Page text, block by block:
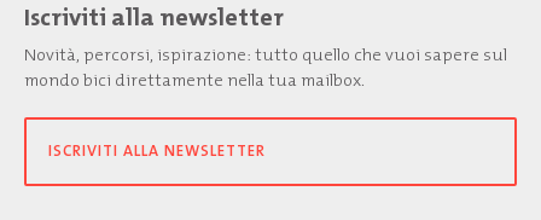
Iscriviti alla newsletter
Novità, percorsi, ispirazione: tutto quello che vuoi sapere sul
mondo bici direttamente nella tua mailbox.
ISCRIVITI ALLA NEWSLETTER